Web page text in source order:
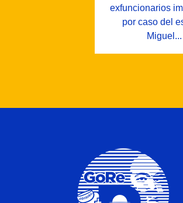
exfuncionarios
por caso del
Miguel...